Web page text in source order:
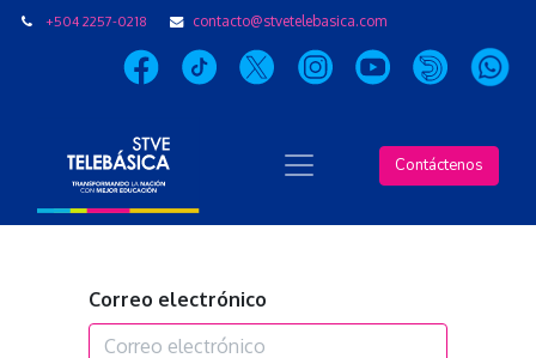
+504 2257-0218 contacto@stvetelebasica.com
Contáctenos
Correo electrónico